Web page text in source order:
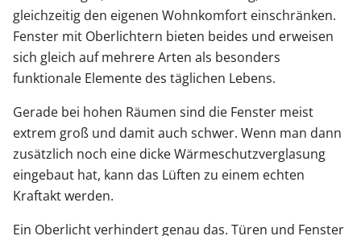
gleichzeitig den eigenen Wohnkomfort einschränken.
Fenster mit Oberlichtern bieten beides und erweisen
sich gleich auf mehrere Arten als besonders
funktionale Elemente des täglichen Lebens.
Gerade bei hohen Räumen sind die Fenster meist
extrem groß und damit auch schwer. Wenn man dann
zusätzlich noch eine dicke Wärmeschutzverglasung
eingebaut hat, kann das Lüften zu einem echten
Kraftakt werden.
Ein Oberlicht verhindert genau das. Türen und Fenster